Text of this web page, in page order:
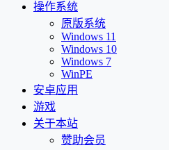
操作系统
原版系统
Windows 11
Windows 10
Windows 7
WinPE
安卓应用
游戏
关于本站
赞助会员